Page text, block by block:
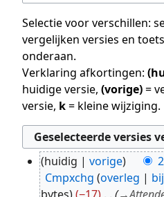
Selectie voor verschillen:
vergelijken versies en
onderaan.
Verklaring afkortingen:
huidige versie, (vorige)=
versie, k= kleine wijziging.
27
jun
huidig vorige
Cmpxchg overleg